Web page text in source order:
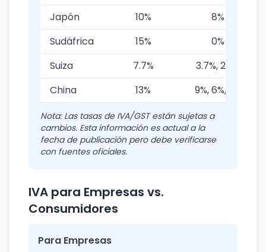
Japón 10%
8%
Sudáfrica
15%
0%
Suiza
7.7%
3.7%, 2.5%
China
13% 9%, 6%, 0%
Nota: Las tasas de IVA/GST están sujetas a
cambios. Esta información es actual a la
fecha de publicación pero debe verificarse
con fuentes oficiales.
IVA para Empresas vs.
Consumidores
Para Empresas